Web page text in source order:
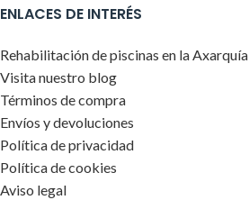
ENLACES DE INTERÉS
Rehabilitación de piscinas en la Axarquía
Visita nuestro blog
Términos de compra
Envíos y devoluciones
Política de privacidad
Política de cookies
Aviso legal